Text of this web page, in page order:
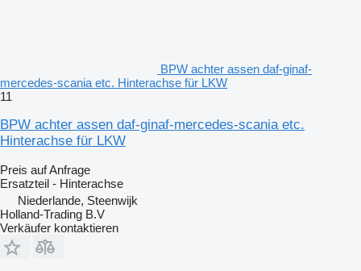
BPW achter assen daf-ginaf-
mercedes-scania etc. Hinterachse für LKW
11
BPW achter assen daf-ginaf-mercedes-scania etc.
Hinterachse für LKW
Preis auf Anfrage
Ersatzteil - Hinterachse
Niederlande, Steenwijk
Holland-Trading B.V
Verkäufer kontaktieren